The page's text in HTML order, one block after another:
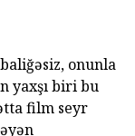
onunla
yaxşı biri bu
film seyr